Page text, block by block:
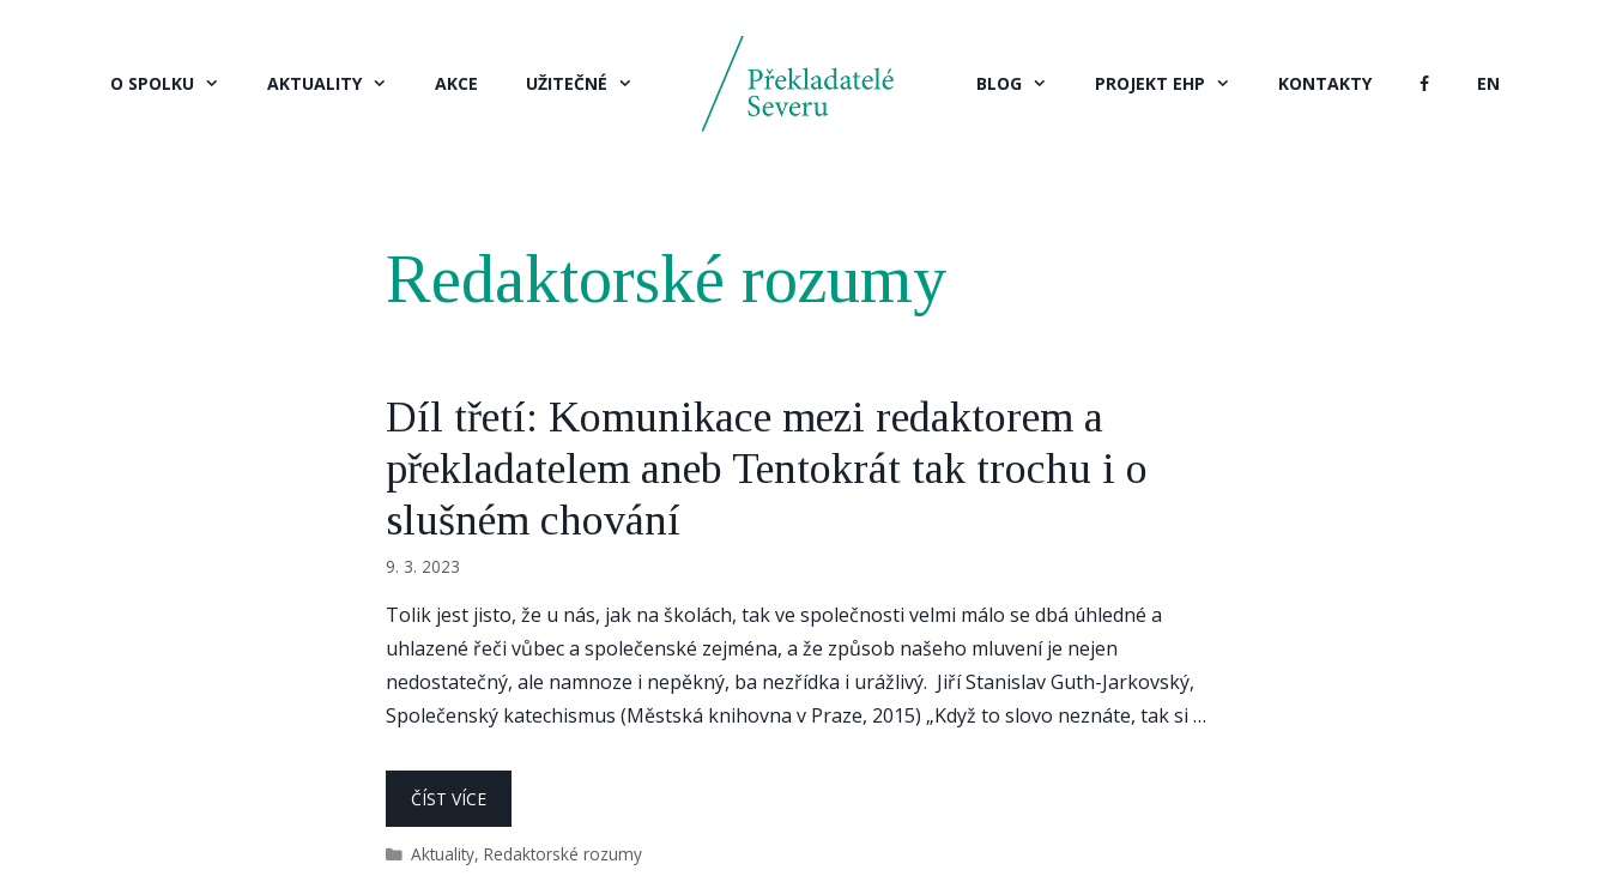
O SPOLKU AKTUALITY AKCE UŽITEČNÉ BLOG PROJEKT EHP KONTAKTY EN
Redaktorské rozumy
Díl třetí: Komunikace mezi redaktorem a
překladatelem aneb Tentokrát tak trochu i o
slušném chování
9. 3. 2023
Tolik jest jisto, že u nás, jak na školách, tak ve společnosti velmi málo se dbá úhledné a
uhlazené řeči vůbec a společenské zejména, a že způsob našeho mluvení je nejen
nedostatečný, ale namnoze i nepěkný, ba nezřídka i urážlivý. Jiří Stanislav Guth-Jarkovský,
Společenský katechismus (Městská knihovna v Praze, 2015) „Když to slovo neznáte, tak si …
ČÍST VÍCE
Rubriky
Aktuality,Redaktorské rozumy